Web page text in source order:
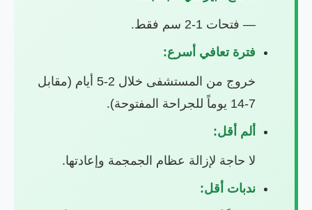
— فتحات 1-2 سم فقط.
فترة تعافي أسرع:
خروج من المستشفى خلال 2-5 أيام (مقابل
7-14 يوماً للجراحة المفتوحة).
ألم أقل:
لا حاجة لإزالة عظام الجمجمة وإعادتها.
ندبات أقل: